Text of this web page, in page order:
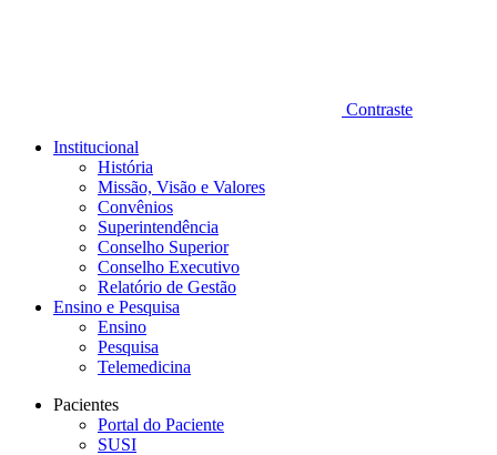
Contraste
Institucional
História
Missão, Visão e Valores
Convênios
Superintendência
Conselho Superior
Conselho Executivo
Relatório de Gestão
Ensino e Pesquisa
Ensino
Pesquisa
Telemedicina
Pacientes
Portal do Paciente
SUSI